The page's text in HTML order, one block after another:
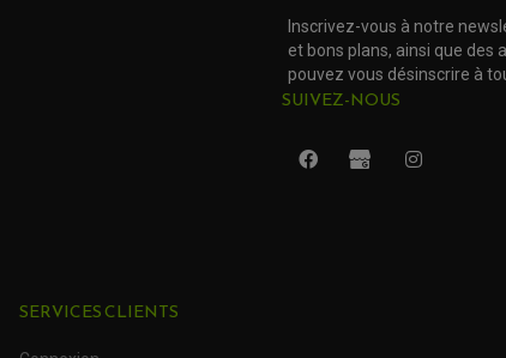
Inscrivez-vous à notre
et bons plans, ainsi que des
pouvez vous désinscrire à
SUIVEZ-NOUS
SERVICES CLIENTS